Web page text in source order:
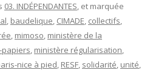
03. INDÉPENDANTES, et marquée
, baudelique, CIMADE, collectifs,
, mimoso, ministère de la
, ministère régularisation,
nice à pied, RESF, solidarité, unité,